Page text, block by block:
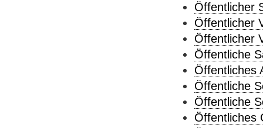
Öffentlicher
Öffentlicher
Öffentlicher
Öffentliche
Öffentliches
Öffentliche
Öffentliche
Öffentliches